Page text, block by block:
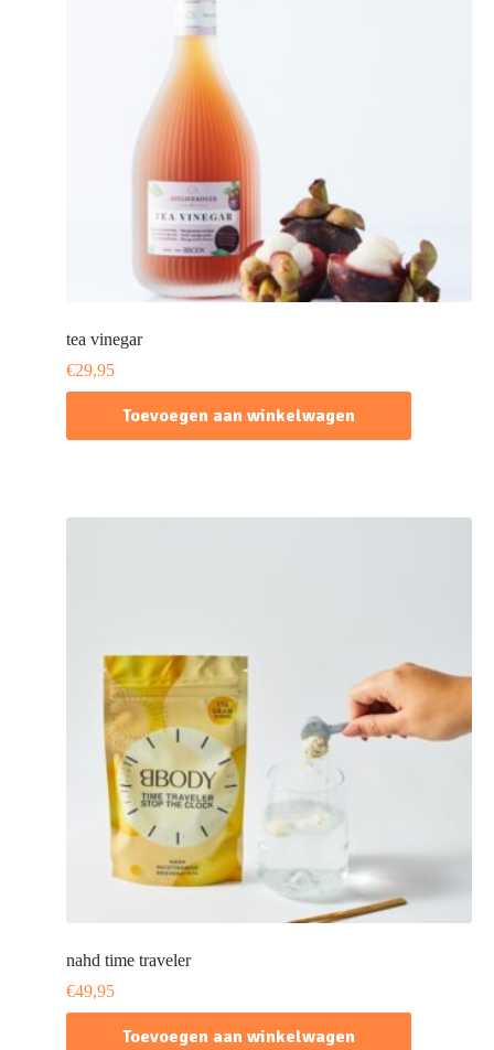
tea vinegar
€29,95
Toevoegen aan winkelwagen
nahd time traveler
€49,95
Toevoegen aan winkelwagen